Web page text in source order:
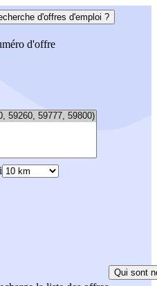
d'offres d'emploi ?
d'offre
Qui sont